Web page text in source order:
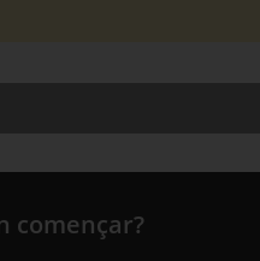
començar?